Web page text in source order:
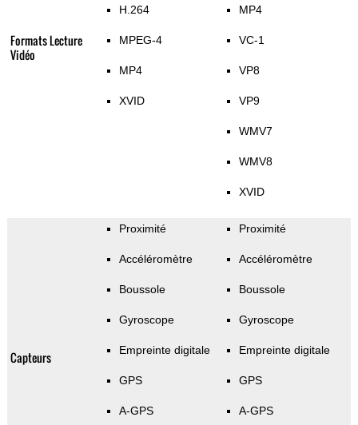
Formats Lecture
Vidéo
H.264
MPEG-4
MP4
XVID
MP4
VC-1
VP8
VP9
WMV7
WMV8
XVID
Capteurs
Proximité
Accéléromètre
Boussole
Gyroscope
Empreinte digitale
GPS
A-GPS
Proximité
Accéléromètre
Boussole
Gyroscope
Empreinte digitale
GPS
A-GPS